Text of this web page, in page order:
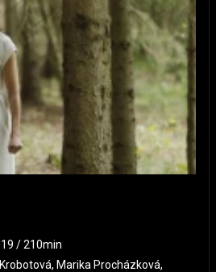
/ 210min
Marika Procházková,